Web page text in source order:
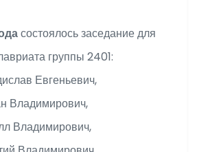
состоялось заседание для
группы 2401:
Евгеньевич,
Владимирович,
Владимирович,